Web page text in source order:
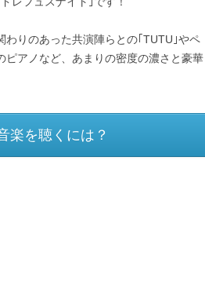
りのあった共演陣らとの｢TUTU｣やペ
ピアノなど、あまりの密度の濃さと豪華
楽を聴くには？